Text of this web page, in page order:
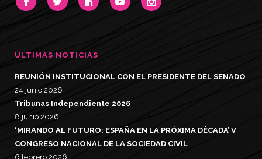
ÚLTIMAS NOTICIAS
REUNIÓN INSTITUCIONAL CON EL PRESIDENTE DEL SENADO
24 junio 2026
Tribunas Independiente 2026
8 junio 2026
‘MIRANDO AL FUTURO: ESPAÑA EN LA PRÓXIMA DÉCADA’ V
CONGRESO NACIONAL DE LA SOCIEDAD CIVIL
6 febrero 2026